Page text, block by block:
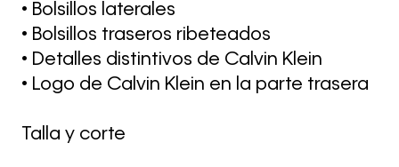
• Bolsillos laterales
• Bolsillos traseros ribeteados
• Detalles distintivos de Calvin Klein
• Logo de Calvin Klein en la parte trasera
Talla y corte